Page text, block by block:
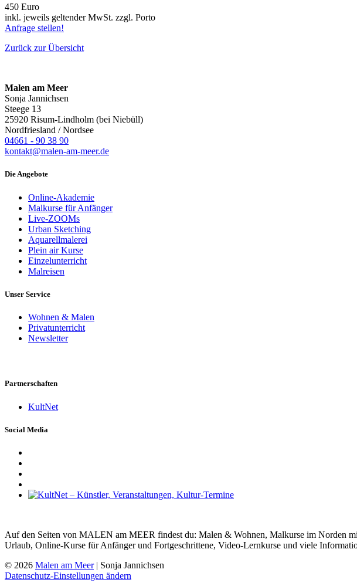
450 Euro
inkl. jeweils geltender MwSt. zzgl. Porto
Anfrage stellen!
Zurück zur Übersicht
Malen am Meer
Sonja Jannichsen
Steege 13
25920 Risum-Lindholm (bei Niebüll)
Nordfriesland / Nordsee
04661 - 90 38 90
kontakt@malen-am-meer.de
Die Angebote
Online-Akademie
Malkurse für Anfänger
Live-ZOOMs
Urban Sketching
Aquarellmalerei
Plein air Kurse
Einzelunterricht
Malreisen
Unser Service
Wohnen & Malen
Privatunterricht
Newsletter
Partnerschaften
KultNet
Social Media
Auf den Seiten von MALEN am MEER findest du: Malen & Wohnen, Malkurse im Norden
Urlaub, Online-Kurse für Anfänger und Fortgeschrittene, Video-Lernkurse und viele
© 2026 Malen am Meer| Sonja Jannichsen
Datenschutz-Einstellungen ändern